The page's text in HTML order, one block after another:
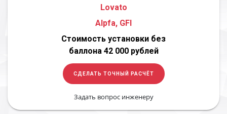
Lovato
Alpfa, GFI
Стоимость установки без
баллона 42 000 рублей
СДЕЛАТЬ ТОЧНЫЙ РАСЧЁТ
Задать вопрос инженеру